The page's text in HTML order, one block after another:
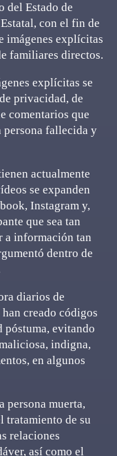
del Estado de
con el fin de
imágenes explícitas
familiares directos.
explícitas se
privacidad, de
comentarios que
persona fallecida y
actualmente
se expanden
Instagram y,
que sea tan
a información tan
dentro de
diarios de
creado códigos
póstuma, evitando
indigna,
en algunos
persona muerta,
tratamiento de su
relaciones
así como el